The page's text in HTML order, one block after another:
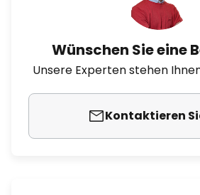
Wünschen Sie eine
Unsere Experten stehen
Kontaktieren